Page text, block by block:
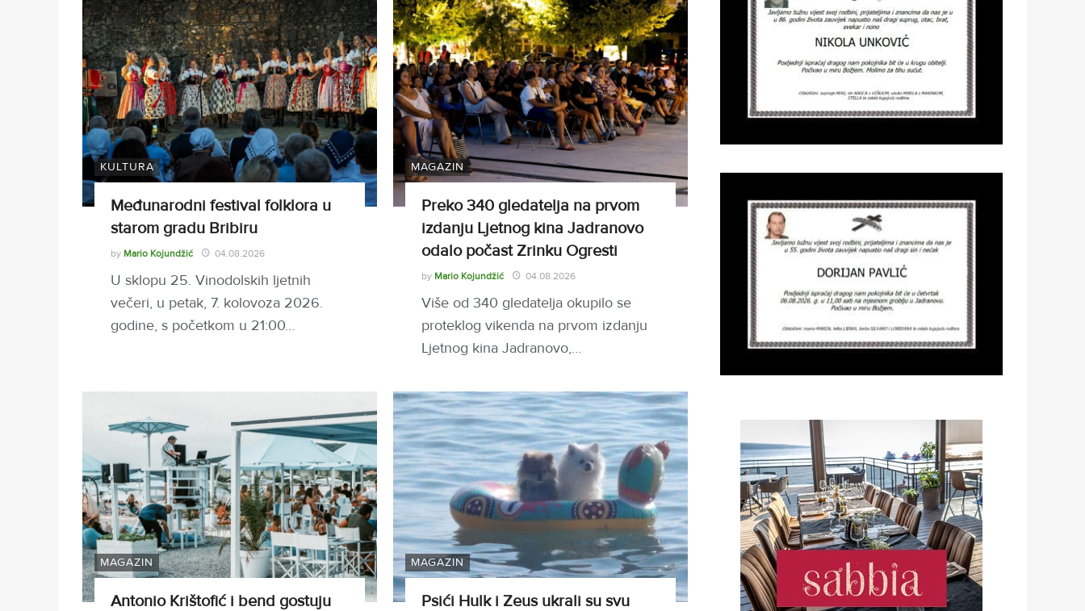
KULTURA
Međunarodni festival folklora u
starom gradu Bribiru
by Mario Kojundžić 04.08.2026
U sklopu 25. Vinodolskih ljetnih
večeri, u petak, 7. kolovoza 2026.
godine, s početkom u 21:00…
MAGAZIN
Preko 340 gledatelja na prvom
izdanju Ljetnog kina Jadranovo
odalo počast Zrinku Ogresti
by Mario Kojundžić 04.08.2026
Više od 340 gledatelja okupilo se
proteklog vikenda na prvom izdanju
Ljetnog kina Jadranovo,…
MAGAZIN
Antonio Krištofić i bend gostuju
MAGAZIN
Psići Hulk i Zeus ukrali su svu